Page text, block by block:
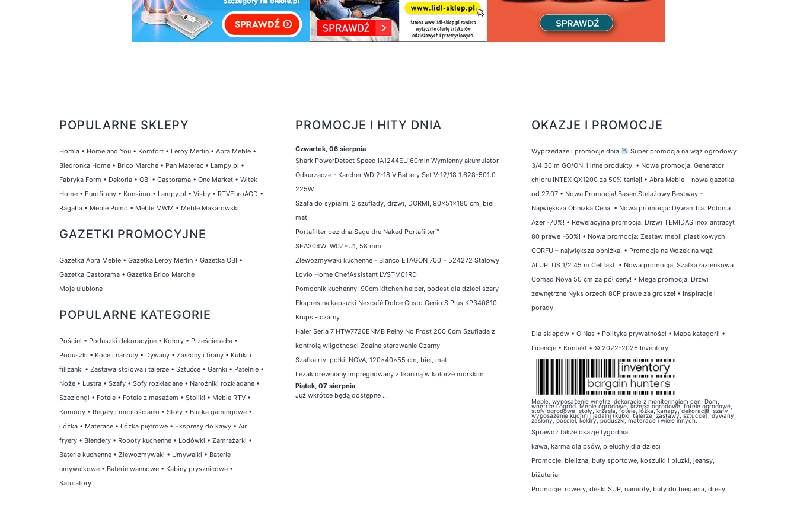
POPULARNE SKLEPY
Homla • Home and You • Komfort • Leroy Merlin • Abra Meble •
Biedronka Home • Brico Marche • Pan Materac • Lampy.pl •
Fabryka Form • Dekoria • OBI • Castorama • One Market • Witek
Home • Eurofirany • Konsimo • Lampy.pl • Visby • RTVEuroAGD •
Ragaba • Meble Pumo • Meble MWM • Meble Makarowski
GAZETKI PROMOCYJNE
Gazetka Abra Meble • Gazetka Leroy Merlin • Gazetka OBI •
Gazetka Castorama • Gazetka Brico Marche
Moje ulubione
POPULARNE KATEGORIE
Pościel • Poduszki dekoracyjne • Kołdry • Prześcieradła •
Poduszki • Koce i narzuty • Dywany • Zasłony i firany • Kubki i
filiżanki • Zastawa stołowa i talerze • Sztućce • Garnki • Patelnie •
Noże • Lustra • Szafy • Sofy rozkładane • Narożniki rozkładane •
Szezlongi • Fotele • Fotele z masażem • Stoliki • Meble RTV •
Komody • Regały i meblościanki • Stoły • Biurka gamingowe •
Łóżka • Materace • Łóżka piętrowe • Ekspresy do kawy • Air
fryery • Blendery • Roboty kuchenne • Lodówki • Zamrażarki •
Baterie kuchenne • Zlewozmywaki • Umywalki • Baterie
umywalkowe • Baterie wannowe • Kabiny prysznicowe •
Saturatory
PROMOCJE I HITY DNIA
Czwartek, 06 sierpnia
Shark PowerDetect Speed IA1244EU 60min Wymienny akumulator
Odkurzacze - Karcher WD 2-18 V Battery Set V-12/18 1.628-501.0
225W
Szafa do sypialni, 2 szuflady, drzwi, DORMI, 90x51x180 cm, biel,
mat
Portafilter bez dna Sage the Naked Portafilter™
SEA304WLW0ZEU1, 58 mm
Zlewozmywaki kuchenne - Blanco ETAGON 700IF 524272 Stalowy
Lovio Home ChefAssistant LVSTM01RD
Pomocnik kuchenny, 90cm kitchen helper, podest dla dzieci szary
Ekspres na kapsułki Nescafé Dolce Gusto Genio S Plus KP340810
Krups - czarny
Haier Seria 7 HTW7720ENMB Pełny No Frost 200,6cm Szuflada z
kontrolą wilgotności Zdalne sterowanie Czarny
Szafka rtv, półki, NOVA, 120x40x55 cm, biel, mat
Leżak drewniany impregnowany z tkaniną w kolorze morskim
Piątek, 07 sierpnia
Już wkrótce będą dostępne ...
OKAZJE I PROMOCJE
Wyprzedaże i promocje dnia
Super promocja na wąż ogrodowy
3/4 30 m GO/ON! i inne produkty! • Nowa promocja! Generator
chloru INTEX QX1200 za 50% taniej! • Abra Meble – nowa gazetka
od 27.07 • Nowa Promocja! Basen Stelażowy Bestway –
Największa Obniżka Cena! • Nowa promocja: Dywan Tra. Polonia
Azer -70%! • Rewelacyjna promocja: Drzwi TEMIDAS inox antracyt
80 prawe -60%! • Nowa promocja: Zestaw mebli plastikowych
CORFU – największa obniżka! • Promocja na Wózek na wąż
ALUPLUS 1/2 45 m Cellfast! • Nowa promocja: Szafka łazienkowa
Comad Nova 50 cm za pół ceny! • Mega promocja! Drzwi
zewnętrzne Nyks orzech 80P prawe za grosze! • Inspiracje i
porady
Dla sklepów • O Nas • Polityka prywatności • Mapa kategorii •
Licencje • Kontakt • © 2022-2026 Inventory
Meble, wyposażenie wnętrz, dekoracje z monitoringiem cen. Dom,
wnętrze i ogród. Meble ogrodowe, krzesła ogrodowe, fotele ogrodowe,
stoły ogrodowe, stoły, krzesła, fotele, łóżka, kanapy, dekoracje, szafy,
wyposażenie kuchni i jadalni (kubki, talerze, zastawy, sztućce), dywany,
zasłony, pościel, kołdry, poduszki, materace i wiele innych.
Sprawdź także okazje tygodnia:
kawa, karma dla psów, pieluchy dla dzieci
Promocje: bielizna, buty sportowe, koszulki i bluzki, jeansy,
biżuteria
Promocje: rowery, deski SUP, namioty, buty do biegania, dresy